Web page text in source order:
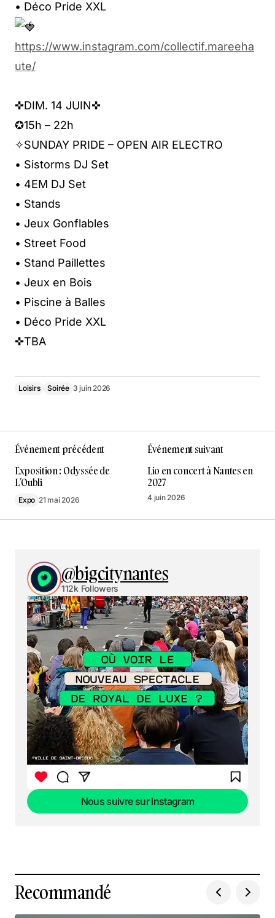
• Déco Pride XXL
https://www.instagram.com/collectif.mareeha
ute/
✜DIM. 14 JUIN✜
✪15h – 22h
✧SUNDAY PRIDE – OPEN AIR ELECTRO
• Sistorms DJ Set
• 4EM DJ Set
• Stands
• Jeux Gonflables
• Street Food
• Stand Paillettes
• Jeux en Bois
• Piscine à Balles
• Déco Pride XXL
✜TBA
Loisirs Soirée 3 juin 2026
Événement précédent
Exposition : Odyssée de
L’Oubli
Expo 21 mai 2026
Événement suivant
Lio en concert à Nantes en
2027
4 juin 2026
@bigcitynantes
112k Followers
Nous suivre sur Instagram
Recommandé